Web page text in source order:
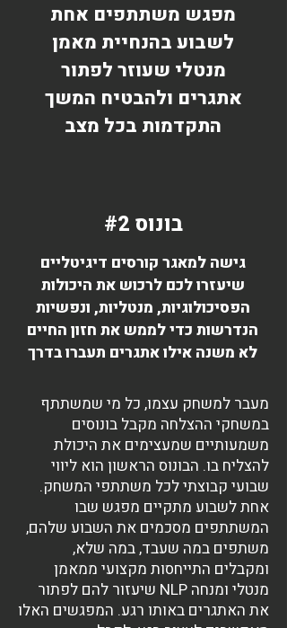
מפגש משתתפים אחת
לשבוע בהנחיית מאמן
מנטלי שעוזר לפתור
אתגרים ולהבטיח המשך
התקדמות בכל מצב
גישה למאגר קורסים דיגיטליים
שיעזרו לכם לרכוש את היכולות
הפסיכולוגיות, מנטליות, ונפשיות
הנדרשות כדי לממש את חזון החיים
לא משנה אילו אתגרים תעברו בדרך
בונוס #2
מעבר למשחק עצמו, כל מי שמשתתף
במשחקי ההצלחה מקבל בונוסים
משמעותיים שמעצימים את היכולת
להצליח בו. הבונוס הראשון הוא ליווי
שבועי קבוצתי לכל משתתפי המשחק.
אחת לשבוע מתקיים מפגש שבו
המשתתפים מסכמים את השבוע שלהם,
משתפים במה שעבד, במה שלא,
ומקבלים התייחסות מקצועי ממאמן
מנטלי ומנחה NLP שיעזור להם לפתור
את האתגרים באותו רגע. המפגשים האלו